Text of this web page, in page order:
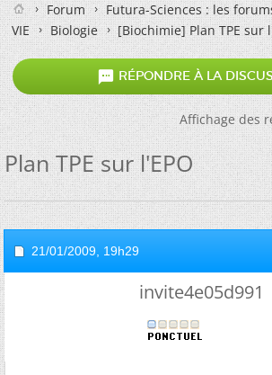
Forum
Futura-Sciences : les
VIE
Biologie [Biochimie]Plan TPE sur
 RÉPONDRE À LA
Affichage des
Plan TPE sur l'EPO
21/01/2009, 19h29
invite4e05d991